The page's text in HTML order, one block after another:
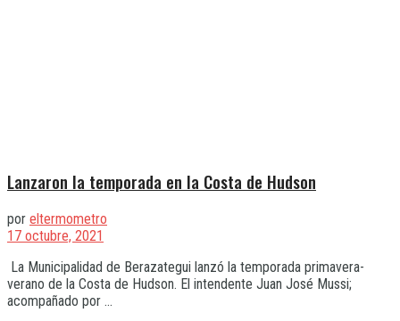
Lanzaron la temporada en la Costa de Hudson
por eltermometro
17 octubre, 2021
La Municipalidad de Berazategui lanzó la temporada primavera-
verano de la Costa de Hudson. El intendente Juan José Mussi;
acompañado por ...